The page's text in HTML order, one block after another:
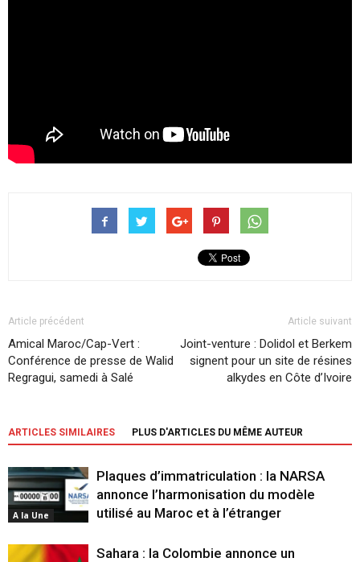
Article précédent
Amical Maroc/Cap-Vert :
Conférence de presse de Walid
Regragui, samedi à Salé
Article suivant
Joint-venture : Dolidol et Berkem
signent pour un site de résines
alkydes en Côte d’Ivoire
ARTICLES SIMILAIRES PLUS D'ARTICLES DU MÊME AUTEUR
A la Une
Plaques d’immatriculation : la NARSA
annonce l’harmonisation du modèle
utilisé au Maroc et à l’étranger
Sahara : la Colombie annonce un